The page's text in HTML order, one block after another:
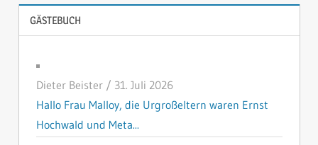
GÄSTEBUCH
Dieter Beister/ 31. Juli 2026
Hallo Frau Malloy, die Urgroßeltern waren Ernst
Hochwald und Meta...